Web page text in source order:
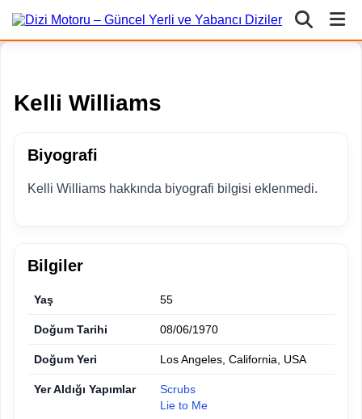
Kelli Williams
Biyografi
Kelli Williams hakkında biyografi bilgisi eklenmedi.
Bilgiler
Yaş 55
Doğum Tarihi 08/06/1970
Doğum Yeri Los Angeles, California, USA
Yer Aldığı Yapımlar
Scrubs
Lie to Me